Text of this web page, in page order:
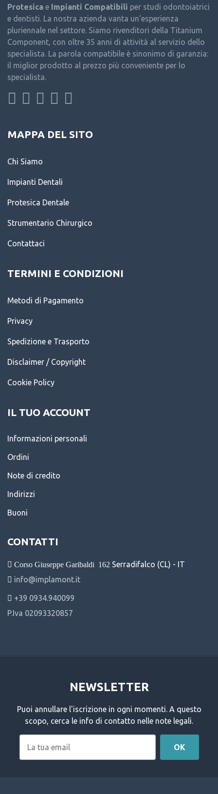
Protesica e Impianti Compatibili per studi odontoiatrici
e dentisti. La nostra azienda vanta un'esperienza
pluriennale nel settore. Siamo rivenditori della Titanium
Component, con oltre 35 anni di attività al servizio dello
specialista. La parola compatibile è sinonimo di garanzia:
il miglior prodotto al prezzo più conveniente per lo
specialista.
MAPPA DEL SITO
Chi Siamo
Impianti Dentali
Protesica Dentale
Strumentario Chirurgico
Contattaci
TERMINI E CONDIZIONI
Metodi di Pagamento
Privacy
Spedizione e Trasporto
Disclaimer / Copyright
Cookie Policy
IL TUO ACCOUNT
Informazioni personali
Ordini
Note di credito
Indirizzi
Buoni
CONTATTI
Corso Giuseppe Garibaldi 162 Serradifalco (CL) - IT
info@implamont.it
+39 0934.940099
P.Iva 02093320857
NEWSLETTER
Puoi annullare l'iscrizione in ogni momenti. A questo
scopo, cerca le info di contatto nelle note legali.